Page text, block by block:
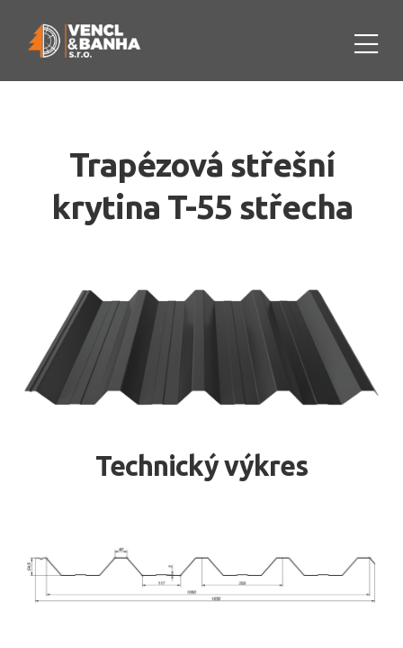
Trapézová střešní
krytina T-55 střecha
Technický výkres